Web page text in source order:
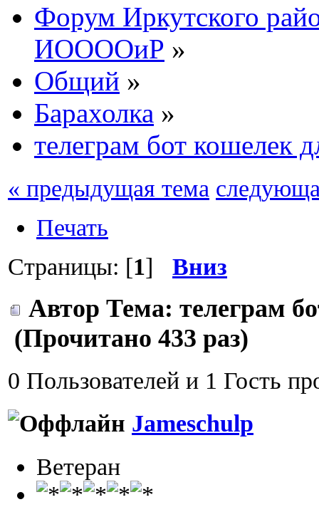
Форум Иркутского
ИООООиР »
Общий »
Барахолка »
телеграм бот кошелек
« предыдущая тема
Печать
Страницы: [1] Вниз
Автор Тема: телеграм
(Прочитано 433 раз)
0 Пользователей и 1 Гость
Jameschulp
Ветеран